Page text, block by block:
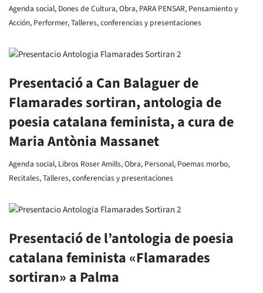
Agenda social, Dones de Cultura,Obra, PARA PENSAR, Pensamiento y
Acción, Performer,Talleres, conferencias y presentaciones
Presentació a Can Balaguer de
Flamarades sortiran, antologia de
poesia catalana feminista, a cura de
Maria Antònia Massanet
Agenda social, Libros Roser Amills,Obra, Personal, Poemas morbo,
Recitales,Talleres, conferencias y presentaciones
Presentació de l’antologia de poesia
catalana feminista «Flamarades
sortiran» a Palma